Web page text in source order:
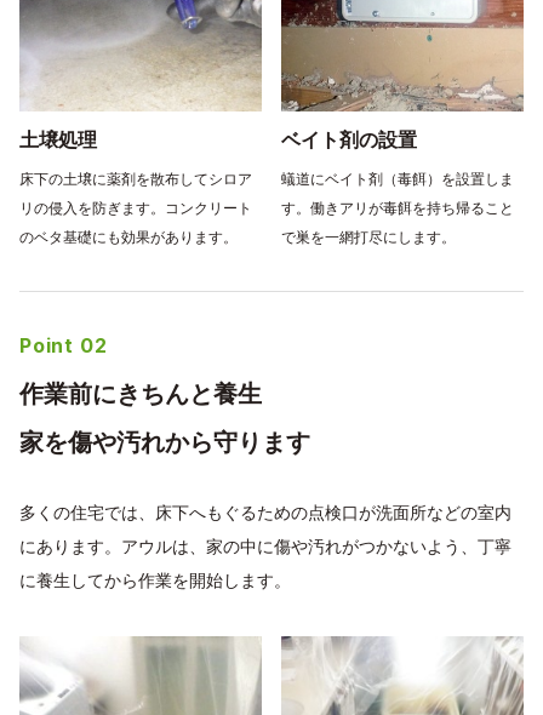
土壌処理
床下の土壌に薬剤を散布してシロア
リの侵入を防ぎます。コンクリート
のベタ基礎にも効果があります。
ベイト剤の設置
蟻道にベイト剤（毒餌）を設置しま
す。働きアリが毒餌を持ち帰ること
で巣を一網打尽にします。
Point 02
作業前にきちんと養生
家を傷や汚れから守ります
多くの住宅では、床下へもぐるための点検口が洗面所などの室内
にあります。アウルは、家の中に傷や汚れがつかないよう、丁寧
に養生してから作業を開始します。